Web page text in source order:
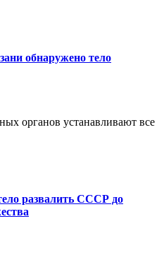
обнаружено тело
органов устанавливают все
развалить СССР до